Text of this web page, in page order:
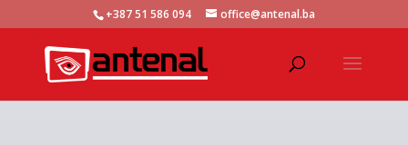
+387 51 586 094 office@antenal.ba